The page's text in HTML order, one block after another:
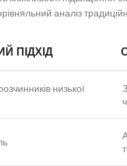
аналіз
ПІДХІД
низької